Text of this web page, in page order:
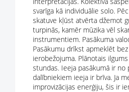
svarīga kā individuālie solo.
skatuve kļūst atvērta džemot
turpinās, kamēr mūzika vēl
instrumentiem. Pasākuma
Pasākumu drīkst apmeklēt
ierobežojuma. Plānotais
stundas. Ieeja pasākumā ir no
dalībniekiem ieeja ir brīva. Ja
improvizācijas enerģiju, šis ir